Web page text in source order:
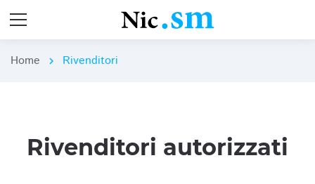
Home chevron_right Rivenditori
Rivenditori autorizzati